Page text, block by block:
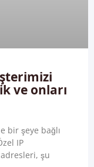
ve onları
bir şeye bağlı
IP
şu